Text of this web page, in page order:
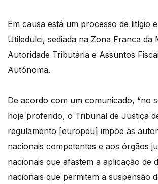
Em causa está um processo de litígio
Utiledulci, sediada na Zona Franca da
Autoridade Tributária e Assuntos
Autónoma.
De acordo com um comunicado, “no
hoje proferido, o Tribunal de Justiça
regulamento [europeu] impõe às
nacionais competentes e aos órgãos
nacionais que afastem a aplicação de
nacionais que permitem a suspensão